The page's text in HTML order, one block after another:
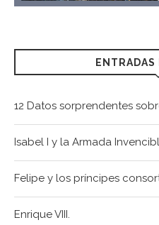
12 Datos sorprendentes
Isabel I y la Armada
Felipe y los príncipes
Enrique VIII.